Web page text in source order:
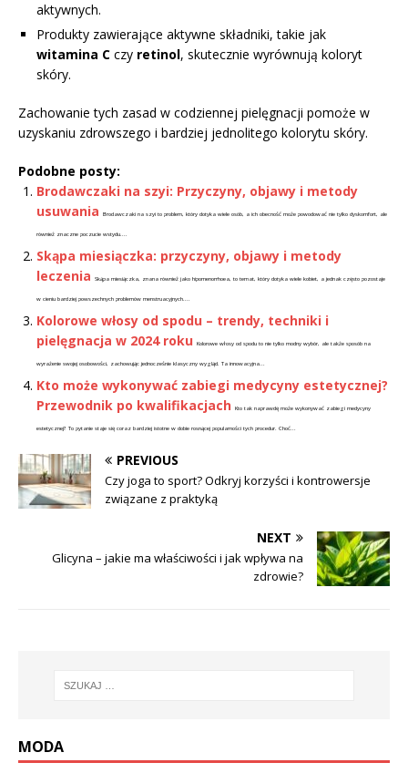
aktywnych.
Produkty zawierające aktywne składniki, takie jak
witamina C czy retinol, skutecznie wyrównują koloryt
skóry.
Zachowanie tych zasad w codziennej pielęgnacji pomoże w
uzyskaniu zdrowszego i bardziej jednolitego kolorytu skóry.
Podobne posty:
Brodawczaki na szyi: Przyczyny, objawy i metody
usuwania
Brodawczaki na szyi to problem, który dotyka wiele osób, a ich obecność może powodować nie tylko dyskomfort, ale
również znaczne poczucie wstydu....
Skąpa miesiączka: przyczyny, objawy i metody
leczenia
Skąpa miesiączka, znana również jako hipomenorrhoea, to temat, który dotyka wiele kobiet, a jednak często pozostaje
w cieniu bardziej powszechnych problemów menstruacyjnych....
Kolorowe włosy od spodu – trendy, techniki i
pielęgnacja w 2024 roku
Kolorowe włosy od spodu to nie tylko modny wybór, ale także sposób na
wyrażenie swojej osobowości, zachowując jednocześnie klasyczny wygląd. Ta innowacyjna...
Kto może wykonywać zabiegi medycyny estetycznej?
Przewodnik po kwalifikacjach
Kto tak naprawdę może wykonywać zabiegi medycyny
estetycznej? To pytanie staje się coraz bardziej istotne w dobie rosnącej popularności tych procedur. Choć...
PREVIOUS
Czy joga to sport? Odkryj korzyści i kontrowersje
związane z praktyką
NEXT
Glicyna – jakie ma właściwości i jak wpływa na
zdrowie?
MODA